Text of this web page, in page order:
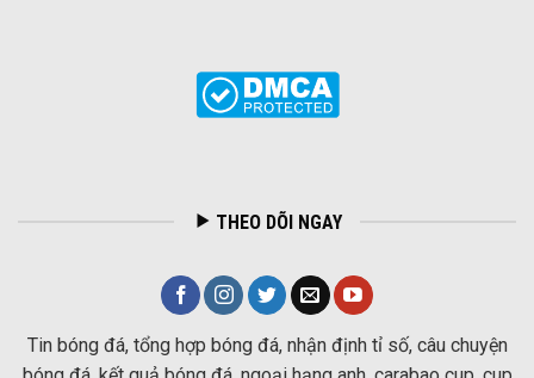
THEO DÕI NGAY
Tin bóng đá, tổng hợp bóng đá, nhận định tỉ số, câu chuyện